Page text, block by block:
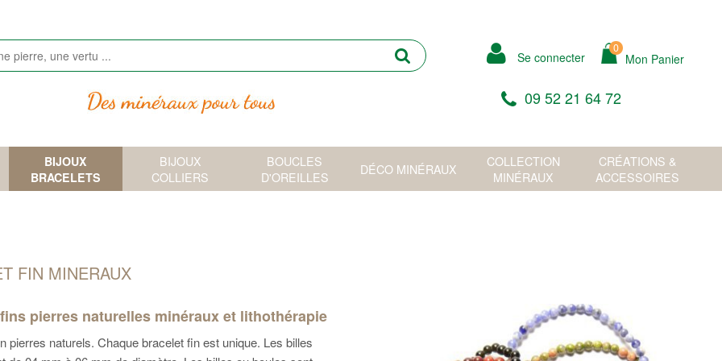
0
Mon Panier
Se connecter
09 52 21 64 72
BIJOUX
BRACELETS
BIJOUX
COLLIERS
BOUCLES
D'OREILLES
DÉCO MINÉRAUX
COLLECTION
MINÉRAUX
CRÉATIONS &
ACCESSOIRES
FIN MINERAUX
pierres naturelles minéraux et lithothérapie
pierres naturels. Chaque bracelet fin est unique. Les billes